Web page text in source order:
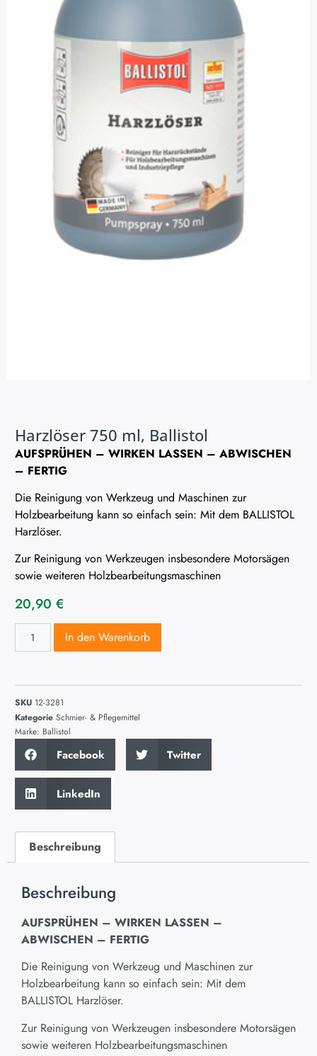
Harzlöser 750 ml, Ballistol
AUFSPRÜHEN – WIRKEN LASSEN – ABWISCHEN
– FERTIG
Die Reinigung von Werkzeug und Maschinen zur
Holzbearbeitung kann so einfach sein: Mit dem BALLISTOL
Harzlöser.
Zur Reinigung von Werkzeugen insbesondere Motorsägen
sowie weiteren Holzbearbeitungsmaschinen
20,90 €
In den Warenkorb
SKU 12-3281
Kategorie Schmier- & Pflegemittel
Marke: Ballistol
Facebook Twitter
LinkedIn
Beschreibung
Beschreibung
AUFSPRÜHEN – WIRKEN LASSEN –
ABWISCHEN – FERTIG
Die Reinigung von Werkzeug und Maschinen zur
Holzbearbeitung kann so einfach sein: Mit dem
BALLISTOL Harzlöser.
Zur Reinigung von Werkzeugen insbesondere Motorsägen
sowie weiteren Holzbearbeitungsmaschinen